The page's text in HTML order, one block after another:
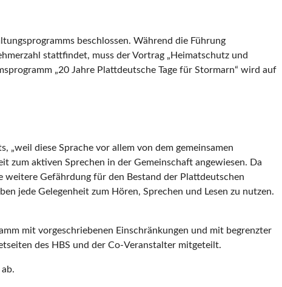
beschlossen. Während die Führung
stattfindet, muss der Vortrag „Heimatschutz und
„20 Jahre Plattdeutsche Tage für Stormarn“ wird auf
„weil diese Sprache vor allem von dem gemeinsamen
zum aktiven Sprechen in der Gemeinschaft angewiesen. Da
Gefährdung für den Bestand der Plattdeutschen
jede Gelegenheit zum Hören, Sprechen und Lesen zu nutzen.
mit vorgeschriebenen Einschränkungen und mit begrenzter
des HBS und der Co-Veranstalter mitgeteilt.